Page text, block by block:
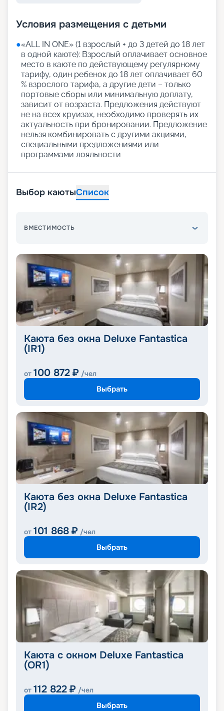
Условия размещения с детьми
●«АLL IN ONE» (1 взрослый + до 3 детей до 18 лет
в одной каюте): Взрослый оплачивает основное
место в каюте по действующему регулярному
тарифу, один ребенок до 18 лет оплачивает 60
% взрослого тарифа, а другие дети – только
портовые сборы или минимальную доплату,
зависит от возраста. Предложения действуют
не на всех круизах, необходимо проверять их
актуальность при бронировании. Предложение
нельзя комбинировать с другими акциями,
специальными предложениями или
программами лояльности
Выбор каютыСписок
ВМЕСТИМОСТЬ
Каюта без окна Deluxe Fantastica
(IR1)
от 100 872 ₽ /чел
Выбрать
Каюта без окна Deluxe Fantastica
(IR2)
от 101 868 ₽ /чел
Выбрать
Каюта с окном Deluxe Fantastica
(OR1)
от 112 822 ₽ /чел
Выбрать